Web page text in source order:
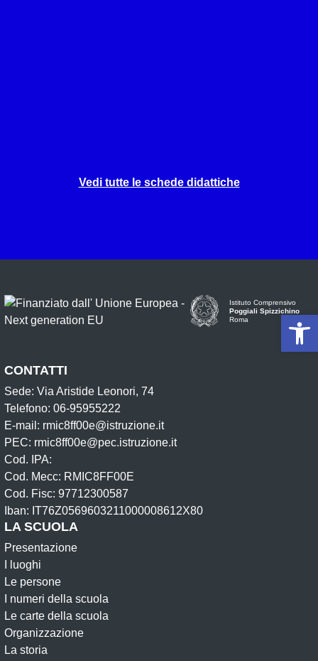
Vedi tutte le schede didattiche
Istituto Comprensivo
Poggiali Spizzichino
Roma
CONTATTI
Sede: Via Aristide Leonori, 74
Telefono: 06-95955222
E-mail: rmic8ff00e@istruzione.it
PEC: rmic8ff00e@pec.istruzione.it
Cod. IPA:
Cod. Mecc: RMIC8FF00E
Cod. Fisc: 97712300587
Iban: IT76Z0569603211000008612X80
LA SCUOLA
Presentazione
I luoghi
Le persone
I numeri della scuola
Le carte della scuola
Organizzazione
La storia